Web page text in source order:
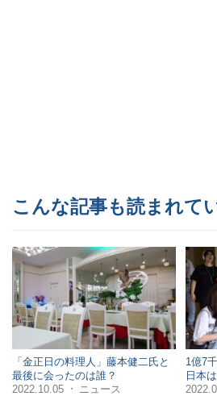
こんな記事も読まれて
「金正日の料理人」藤本健二氏と
最後に会ったのは誰？
2022.10.05
・ ニュース
1億7
日本